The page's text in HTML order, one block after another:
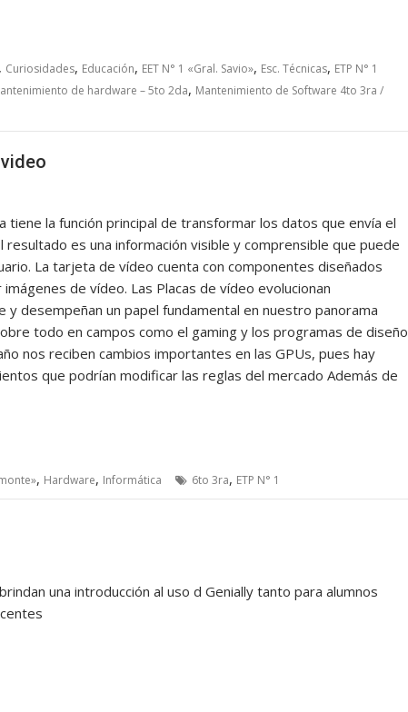
, Curiosidades, Educación, EET N° 1 «Gral. Savio», Esc. Técnicas, ETP N° 1
de hardware – 5to 2da, Mantenimiento de Software 4to 3ra /
tiene la función principal de transformar los datos que envía el
resultado es una información visible y comprensible que puede
La tarjeta de vídeo cuenta con componentes diseñados
de vídeo. Las Placas de vídeo evolucionan
y desempeñan un papel fundamental en nuestro panorama
todo en campos como el gaming y los programas de diseño
nos reciben cambios importantes en las GPUs, pues hay
que podrían modificar las reglas del mercado Además de
, Hardware, Informática 6to 3ra, ETP N° 1
una introducción al uso d Genially tanto para alumnos